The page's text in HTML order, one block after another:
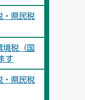
・県民税
境税（国
す
・県民税